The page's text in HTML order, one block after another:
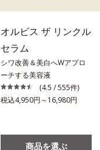
オルビス ザ リンクル
セラム
シワ改善＆美白へWアプロ
ーチする美容液
(4.5 / 555件)
税込4,950円～16,980円
商品を選ぶ